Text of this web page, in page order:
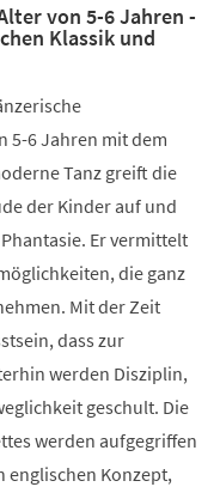
von 5-6 Jahren -
Klassik und
5-6 Jahren mit dem
Tanz greift die
der Kinder auf und
Er vermittelt
die ganz
Mit der Zeit
dass zur
werden Disziplin,
geschult. Die
werden aufgegriffen
Konzept,